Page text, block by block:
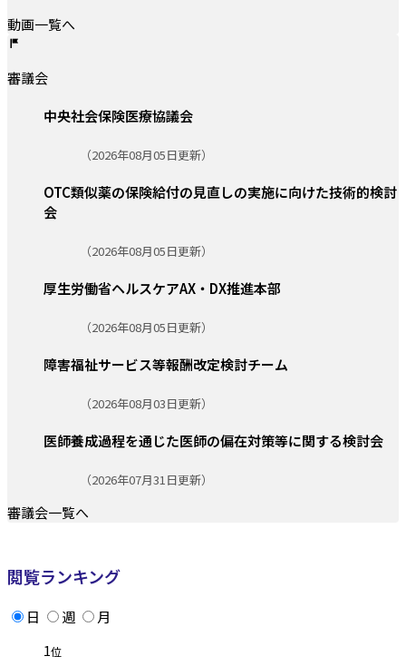
動画一覧へ
審議会
中央社会保険医療協議会
（2026年08月05日更新）
OTC類似薬の保険給付の見直しの実施に向けた技術的検討
会
（2026年08月05日更新）
厚生労働省ヘルスケアAX・DX推進本部
（2026年08月05日更新）
障害福祉サービス等報酬改定検討チーム
（2026年08月03日更新）
医師養成過程を通じた医師の偏在対策等に関する検討会
（2026年07月31日更新）
審議会一覧へ
閲覧ランキング
日 週
月
1位